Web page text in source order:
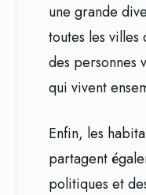
une grande
toutes les
des personnes
qui vivent
Enfin, les
partagent
politiques et